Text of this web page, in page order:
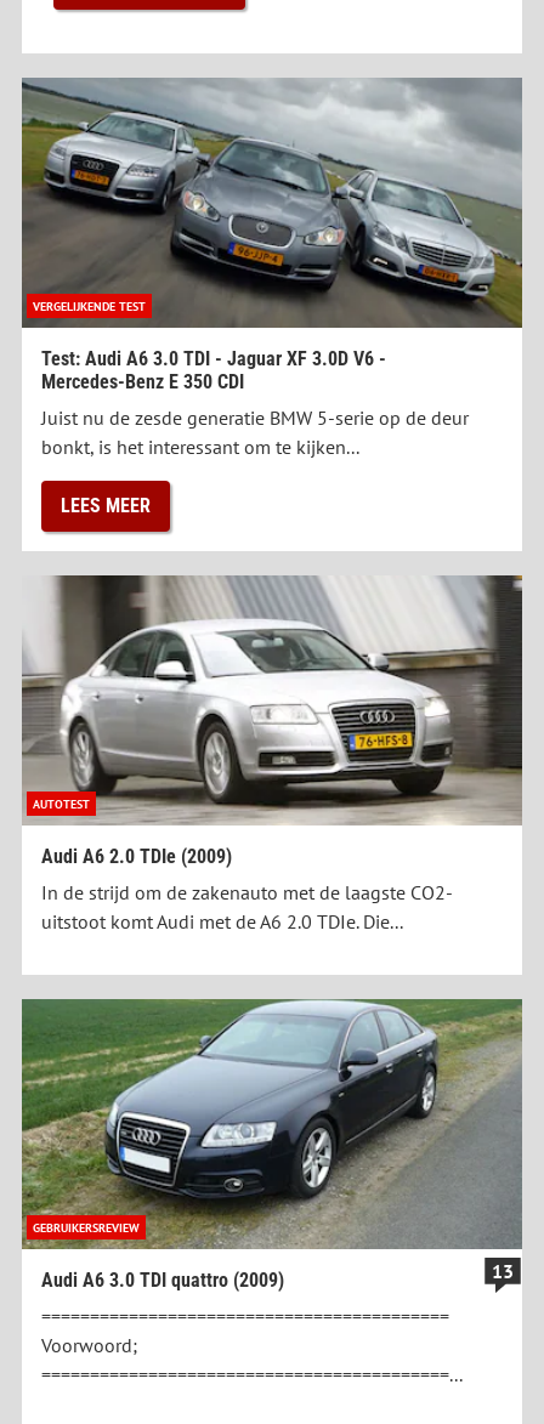
VERGELIJKENDE TEST
Test: Audi A6 3.0 TDI - Jaguar XF 3.0D V6 -
Mercedes-Benz E 350 CDI
Juist nu de zesde generatie BMW 5-serie op de deur
bonkt, is het interessant om te kijken...
LEES MEER
AUTOTEST
Audi A6 2.0 TDIe (2009)
In de strijd om de zakenauto met de laagste CO2-
uitstoot komt Audi met de A6 2.0 TDIe. Die...
GEBRUIKERSREVIEW
Audi A6 3.0 TDI quattro (2009)
13
==========================================
Voorwoord;
==========================================...